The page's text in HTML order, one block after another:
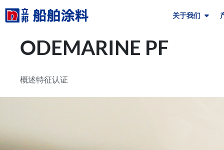
关于我们
ODEMARINE PF
概述特征认证